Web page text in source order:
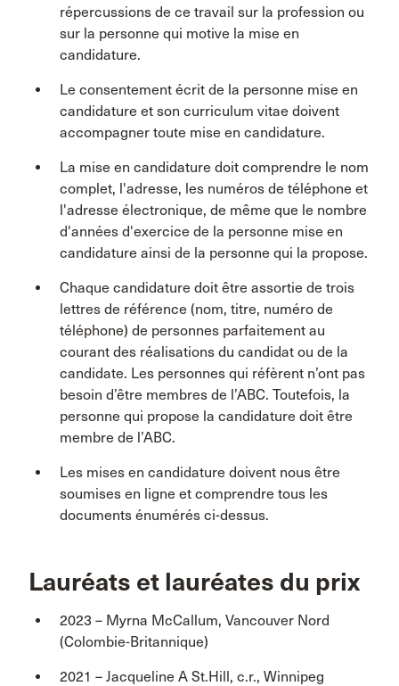
répercussions de ce travail sur la profession ou
sur la personne qui motive la mise en
candidature.
Le consentement écrit de la personne mise en
candidature et son curriculum vitae doivent
accompagner toute mise en candidature.
La mise en candidature doit comprendre le nom
complet, l'adresse, les numéros de téléphone et
l'adresse électronique, de même que le nombre
d'années d'exercice de la personne mise en
candidature ainsi de la personne qui la propose.
Chaque candidature doit être assortie de trois
lettres de référence (nom, titre, numéro de
téléphone) de personnes parfaitement au
courant des réalisations du candidat ou de la
candidate. Les personnes qui réfèrent n’ont pas
besoin d’être membres de l’ABC. Toutefois, la
personne qui propose la candidature doit être
membre de l’ABC.
Les mises en candidature doivent nous être
soumises en ligne et comprendre tous les
documents énumérés ci-dessus.
Lauréats et lauréates du prix
2023 – Myrna McCallum, Vancouver Nord
(Colombie-Britannique)
2021 – Jacqueline A St.Hill, c.r., Winnipeg